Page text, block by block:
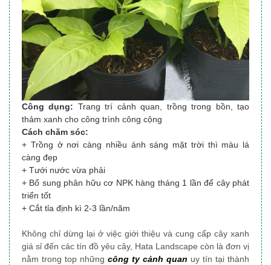
Công dụng: Trang trí cảnh quan, trồng trong bồn, tạo
thảm xanh cho công trình công cộng
Cách chăm sóc:
+ Trồng ở nơi càng nhiều ánh sáng mặt trời thì màu lá
càng đẹp
+ Tưới nước vừa phải
+ Bổ sung phân hữu cơ NPK hàng tháng 1 lần để cây phát
triển tốt
+ Cắt tỉa định kì 2-3 lần/năm
Không chỉ dừng lại ở việc giới thiệu và cung cấp cây xanh
giá sỉ đến các tín đồ yêu cây, Hata Landscape còn là đơn vị
nằm trong top những công ty cảnh quan uy tín tại thành